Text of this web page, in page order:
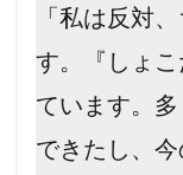
「私は反対
す。『しょ
ています。
できたし、